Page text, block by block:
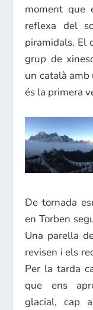
moment que
reflexa del
piramidals. El
grup de
un català
és la primera
De tornada
en Torben
Una parella
revisen i els
Per la tarda
que ens
glacial, cap